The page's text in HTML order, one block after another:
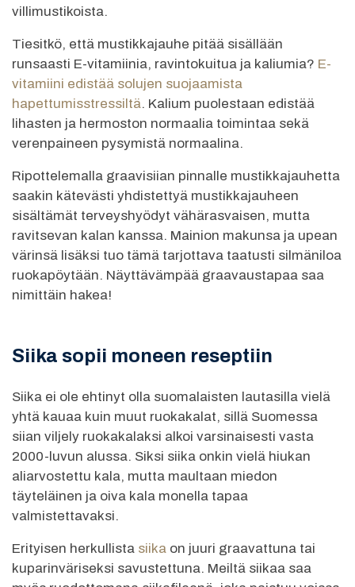
villimustikoista.
Tiesitkö, että mustikkajauhe pitää sisällään
runsaasti E-vitamiinia, ravintokuitua ja kaliumia? E-
vitamiini edistää solujen suojaamista
hapettumisstressiltä. Kalium puolestaan edistää
lihasten ja hermoston normaalia toimintaa sekä
verenpaineen pysymistä normaalina.
Ripottelemalla graavisiian pinnalle mustikkajauhetta
saakin kätevästi yhdistettyä mustikkajauheen
sisältämät terveyshyödyt vähärasvaisen, mutta
ravitsevan kalan kanssa. Mainion makunsa ja upean
värinsä lisäksi tuo tämä tarjottava taatusti silmäniloa
ruokapöytään. Näyttävämpää graavaustapaa saa
nimittäin hakea!
Siika sopii moneen reseptiin
Siika ei ole ehtinyt olla suomalaisten lautasilla vielä
yhtä kauaa kuin muut ruokakalat, sillä Suomessa
siian viljely ruokakalaksi alkoi varsinaisesti vasta
2000-luvun alussa. Siksi siika onkin vielä hiukan
aliarvostettu kala, mutta maultaan miedon
täyteläinen ja oiva kala monella tapaa
valmistettavaksi.
Erityisen herkullista siika on juuri graavattuna tai
kuparinväriseksi savustettuna. Meiltä siikaa saa